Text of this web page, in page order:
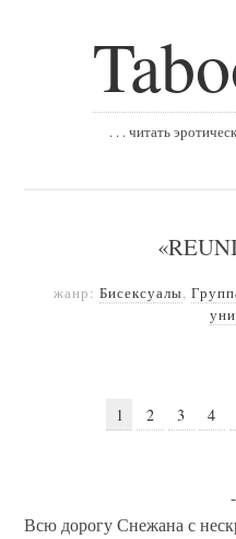
. . . читать
жанр: Бисексуалы,
1 2 3 4
Всю дорогу Снежана с